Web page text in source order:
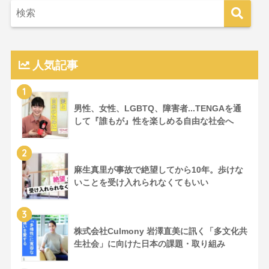
人気記事
1
男性、女性、LGBTQ、障害者...TENGAを通
して『誰もが』性を楽しめる自由な社会へ
2
麻生真里が事故で絶望してから10年。歩けな
いことを受け入れられなくてもいい
3
株式会社Culmony 岩澤直美に訊く「多文化共
生社会」に向けた日本の課題・取り組み